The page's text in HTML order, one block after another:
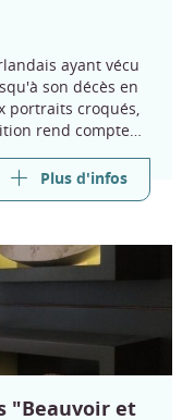
ayant vécu
son décès en
portraits croqués,
rend compte
Plus d'infos
"Beauvoir et